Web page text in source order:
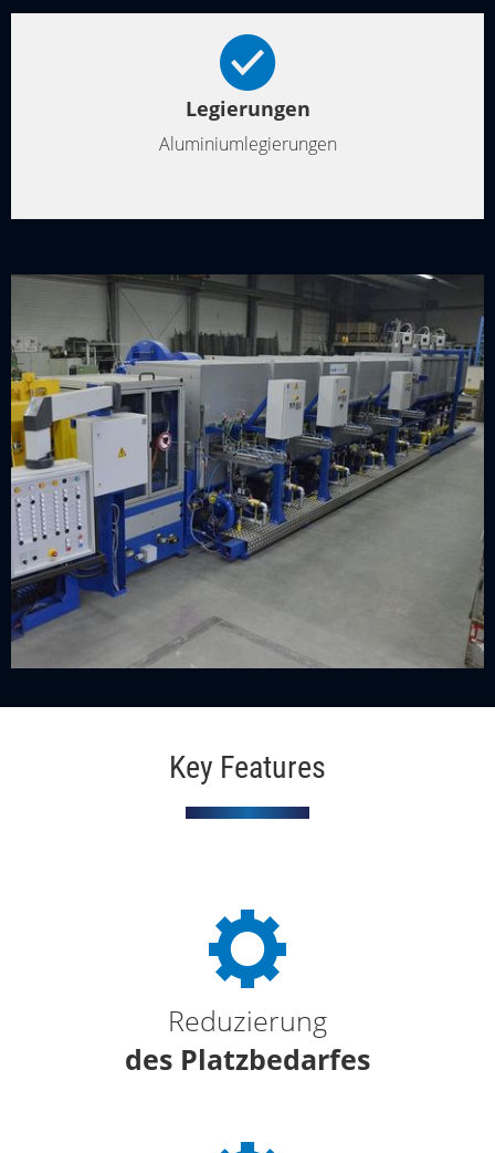
Legierungen
Aluminiumlegierungen
Key Features
Reduzierung
des Platzbedarfes